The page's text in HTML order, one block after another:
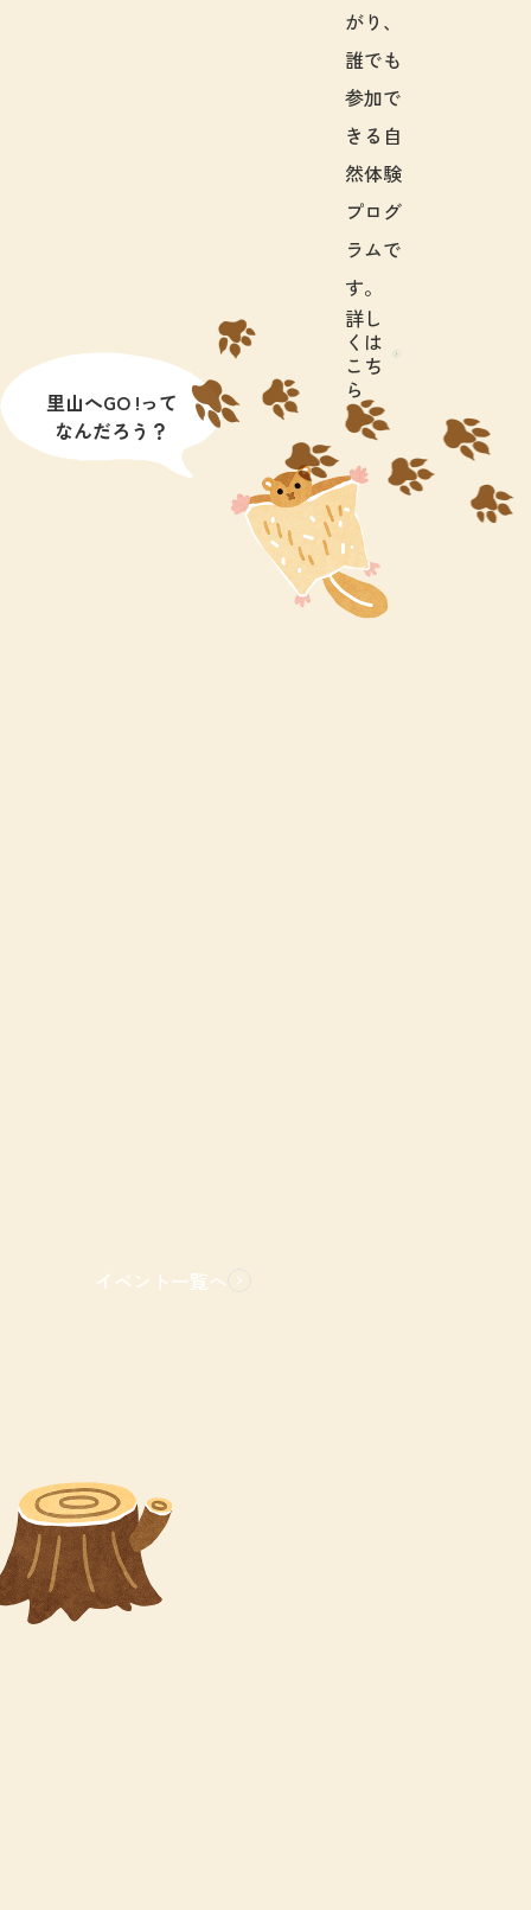
がり、
誰でも
参加で
きる自
然体験
プログ
ラムで
す。
詳し
くは
こち
ら
里山へGO !って
なんだろう？
イベント一覧へ